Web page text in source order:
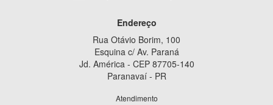
Endereço
Rua Otávio Borim, 100
Esquina c/ Av. Paraná
Jd. América - CEP 87705-140
Paranavaí - PR
Atendimento